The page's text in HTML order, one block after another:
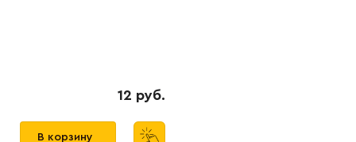
12 руб.
В корзину